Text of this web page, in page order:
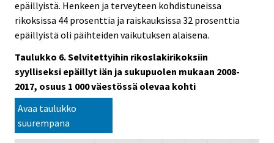
epäillyistä. Henkeen ja terveyteen kohdistuneissa
rikoksissa 44 prosenttia ja raiskauksissa 32 prosenttia
epäillyistä oli päihteiden vaikutuksen alaisena.
Taulukko 6. Selvitettyihin rikoslakirikoksiin
syylliseksi epäillyt iän ja sukupuolen mukaan 2008-
2017, osuus 1 000 väestössä olevaa kohti
Avaa taulukko
suurempana